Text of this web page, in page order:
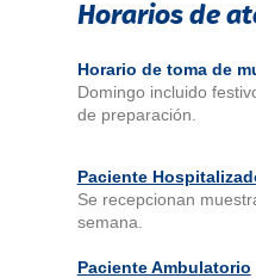
Horarios de
Horario de toma de
Domingo incluido
de preparación.
Paciente
Se recepcionan
semana.
Paciente Ambulatorio